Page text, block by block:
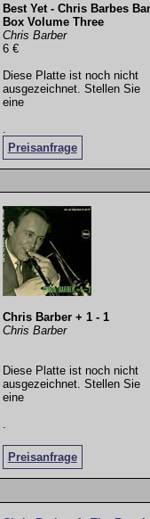
Best Yet - Chris Barbes
Box Volume Three
Chris Barber
6 €
Diese Platte ist noch nicht
ausgezeichnet. Stellen Sie
eine
Preisanfrage
Chris Barber + 1 - 1
Chris Barber
Diese Platte ist noch nicht
ausgezeichnet. Stellen Sie
eine
Preisanfrage
.